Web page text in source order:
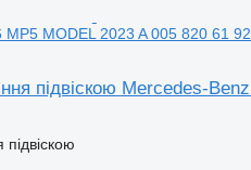
MODEL 2023 A 005 820 61 92
підвіскою Mercedes-
підвіскою